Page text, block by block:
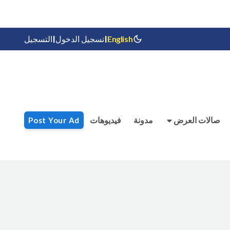
English
|تسجيل الدخول|التسجيل
صالات العرض مدونة فيديوهات Post Your Ad